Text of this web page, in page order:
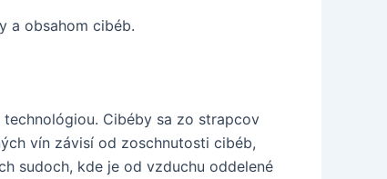
a obsahom cibéb.
Cibéby sa zo strapcov
vín závisí od zoschnutosti cibéb,
sudoch, kde je od vzduchu oddelené